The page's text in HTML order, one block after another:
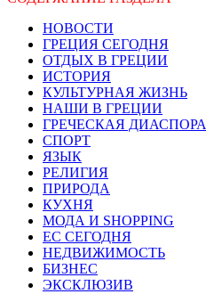
НОВОСТИ
ГРЕЦИЯ СЕГОДНЯ
ОТДЫХ В ГРЕЦИИ
ИСТОРИЯ
КУЛЬТУРНАЯ ЖИЗНЬ
НАШИ В ГРЕЦИИ
ГРЕЧЕСКАЯ ДИАСПОРА
СПОРТ
ЯЗЫК
РЕЛИГИЯ
ПРИРОДА
КУХНЯ
МОДА И SHOPPING
ЕС СЕГОДНЯ
НЕДВИЖИМОСТЬ
БИЗНЕС
ЭКСКЛЮЗИВ